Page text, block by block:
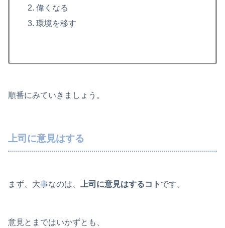
偉くなる
環境を移す
順番にみていきましょう。
上司に意見はする
まず、大事なのは、 上司に意見はするコト です。
意見とまではいかずとも、